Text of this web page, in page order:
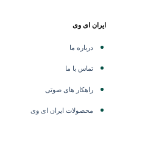
ایران ای وی
درباره ما
تماس با ما
راهکار های صوتی
محصولات ایران ای وی